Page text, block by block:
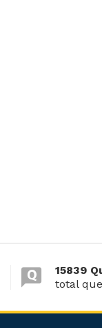
15839
total